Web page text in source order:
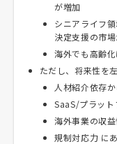
が増加
シニアライフ
決定支援の市
海外でも高齢
ただし、将来性を
人材紹介依存
SaaS/プラット
海外事業の収
規制対応力 に